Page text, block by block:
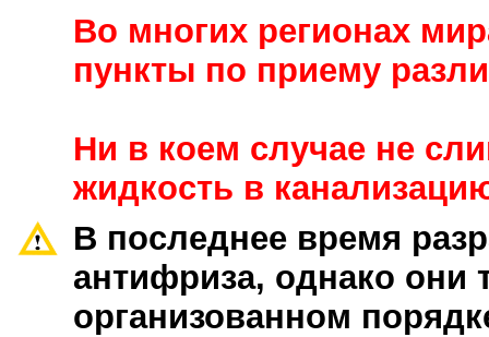
Во многих регионах
пункты по приему
Ни в коем случае не
жидкость в
В последнее время
антифриза, однако они
организованном